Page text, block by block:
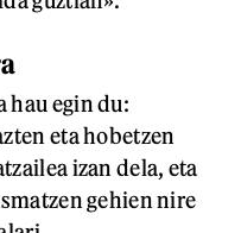
hau egin du:
eta hobetzen
izan dela, eta
gehien nire